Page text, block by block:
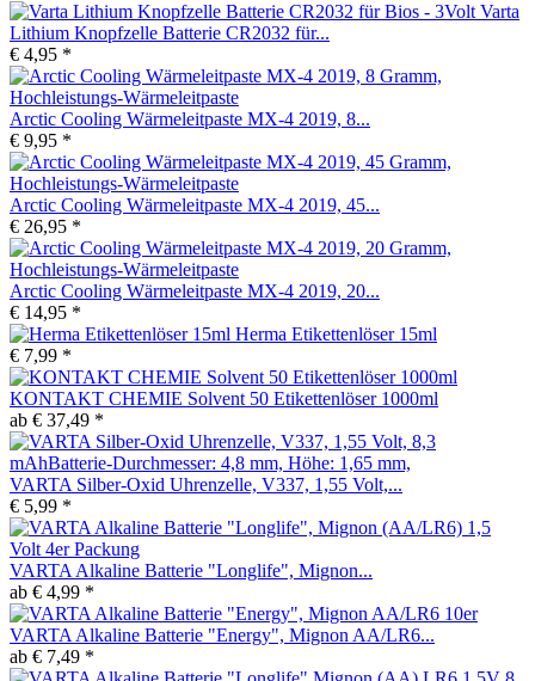
Varta
Lithium Knopfzelle Batterie CR2032 für...
€ 4,95 *
Arctic Cooling Wärmeleitpaste MX-4 2019, 8...
€ 9,95 *
Arctic Cooling Wärmeleitpaste MX-4 2019, 45...
€ 26,95 *
Arctic Cooling Wärmeleitpaste MX-4 2019, 20...
€ 14,95 *
Herma Etikettenlöser 15ml
€ 7,99 *
KONTAKT CHEMIE Solvent 50 Etikettenlöser 1000ml
ab € 37,49 *
VARTA Silber-Oxid Uhrenzelle, V337, 1,55 Volt,...
€ 5,99 *
VARTA Alkaline Batterie "Longlife", Mignon...
ab € 4,99 *
VARTA Alkaline Batterie "Energy", Mignon AA/LR6...
ab € 7,49 *